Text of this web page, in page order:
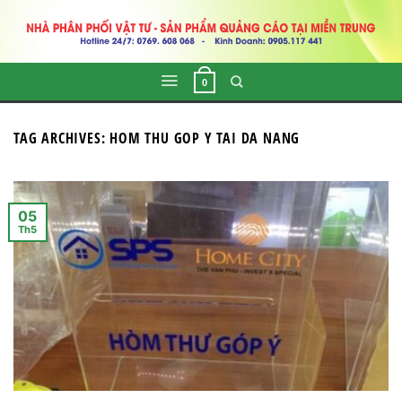
0
TAG ARCHIVES: HOM THU GOP Y TAI DA NANG
05
Th5